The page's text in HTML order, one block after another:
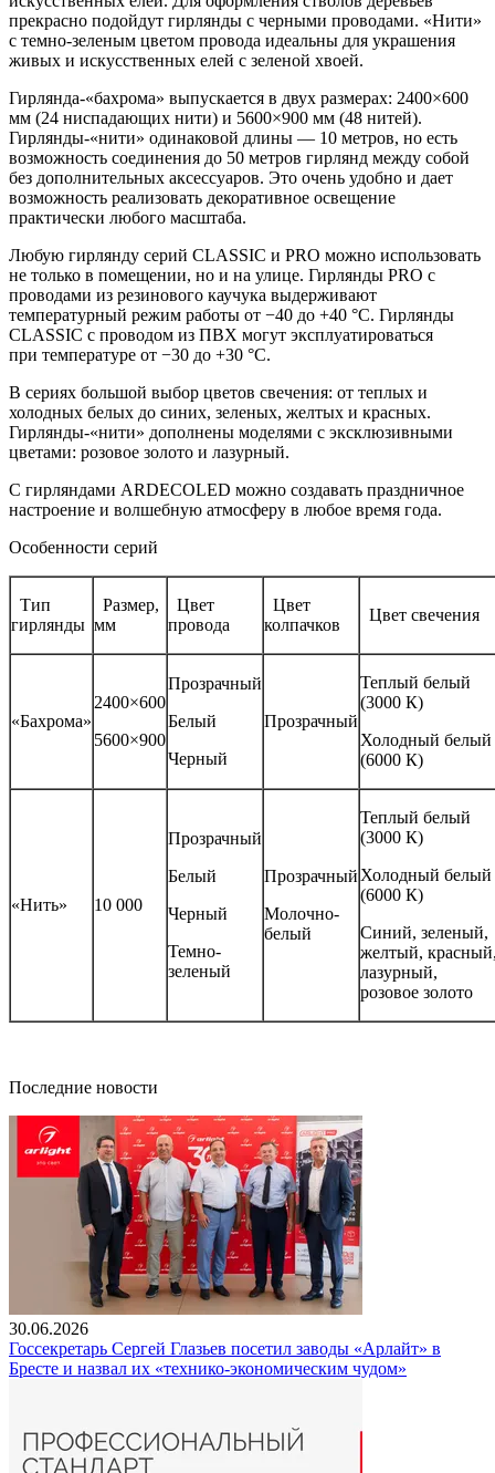
прекрасно подойдут гирлянды с черными проводами. «Нити»
с темно-зеленым цветом провода идеальны для украшения
живых и искусственных елей с зеленой хвоей.
Гирлянда-«бахрома» выпускается в двух размерах: 2400×600
мм (24 ниспадающих нити) и 5600×900 мм (48 нитей).
Гирлянды-«нити» одинаковой длины — 10 метров, но есть
возможность соединения до 50 метров гирлянд между собой
без дополнительных аксессуаров. Это очень удобно и дает
возможность реализовать декоративное освещение
практически любого масштаба.
Любую гирлянду серий CLASSIC и PRO можно использовать
не только в помещении, но и на улице. Гирлянды PRO с
проводами из резинового каучука выдерживают
температурный режим работы от −40 до +40 °С. Гирлянды
CLASSIC с проводом из ПВХ могут эксплуатироваться
при температуре от −30 до +30 °С.
В сериях большой выбор цветов свечения: от теплых и
холодных белых до синих, зеленых, желтых и красных.
Гирлянды-«нити» дополнены моделями с эксклюзивными
цветами: розовое золото и лазурный.
С гирляндами ARDECOLED можно создавать праздничное
настроение и волшебную атмосферу в любое время года.
Особенности серий
Тип
гирлянды
Размер,
мм
Цвет
провода
Цвет
колпачков
Цвет свечения
«Бахрома»
2400×600
5600×900
Прозрачный
Белый
Черный
Прозрачный
Теплый белый
(3000 К)
Холодный белый
(6000 К)
«Нить» 10 000
Прозрачный
Белый
Черный
Темно-
зеленый
Прозрачный
Молочно-
белый
Теплый белый
(3000 К)
Холодный белый
(6000 К)
Синий, зеленый,
желтый,
лазурный,
розовое золото
Последние новости
30.06.2026
Госсекретарь Сергей Глазьев посетил заводы «Арлайт» в
Бресте и назвал их «технико-экономическим чудом»